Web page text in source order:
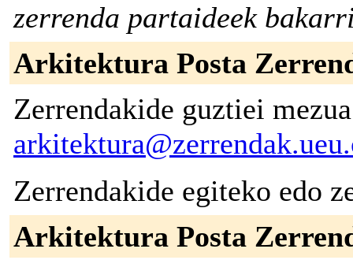
zerrenda partaideek
Arkitektura Posta
Zerrendakide guztiei
Zerrendakide egiteko edo
Arkitektura Posta